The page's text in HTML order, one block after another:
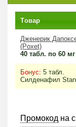
Tовар
Дженерик
(Poxet)
40 табл. по 60 мг
Бонус: 5 табл.
Силденафил
Промокод на